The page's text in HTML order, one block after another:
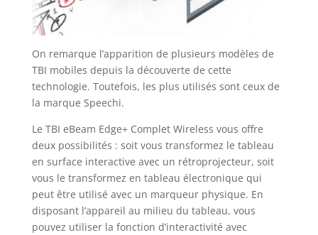
On remarque l’apparition de plusieurs modèles de
TBI mobiles depuis la découverte de cette
technologie. Toutefois, les plus utilisés sont ceux de
la marque Speechi.
Le TBI eBeam Edge+ Complet Wireless vous offre
deux possibilités : soit vous transformez le tableau
en surface interactive avec un rétroprojecteur, soit
vous le transformez en tableau électronique qui
peut être utilisé avec un marqueur physique. En
disposant l’appareil au milieu du tableau, vous
pouvez utiliser la fonction d’interactivité avec